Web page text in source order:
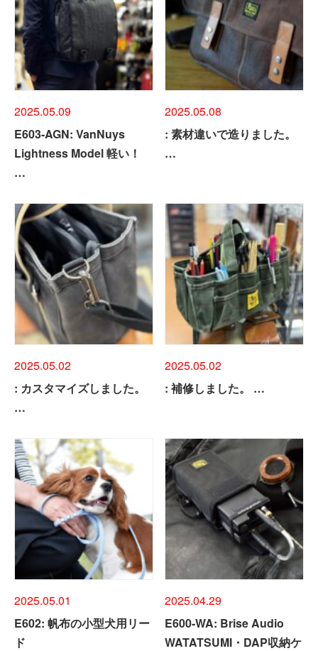
2025.05.09
E603-AGN: VanNuys
Lightness Model 軽い！
…
2025.05.08
: 素材違いで造りました。
…
2025.05.02
: カスタマイズしました。
…
2025.05.02
: 補修しました。 …
2025.05.01
E602: 帆布の小型犬用リー
ド
2025.04.29
E600-WA: Brise Audio
WATATSUMI・DAP収納ケ